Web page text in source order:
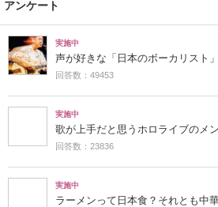
アンケート
実施中
声が好きな「日本のボーカリスト
回答数：49453
実施中
歌が上手だと思うホロライブのメ
回答数：23836
実施中
ラーメンって日本食？それとも中